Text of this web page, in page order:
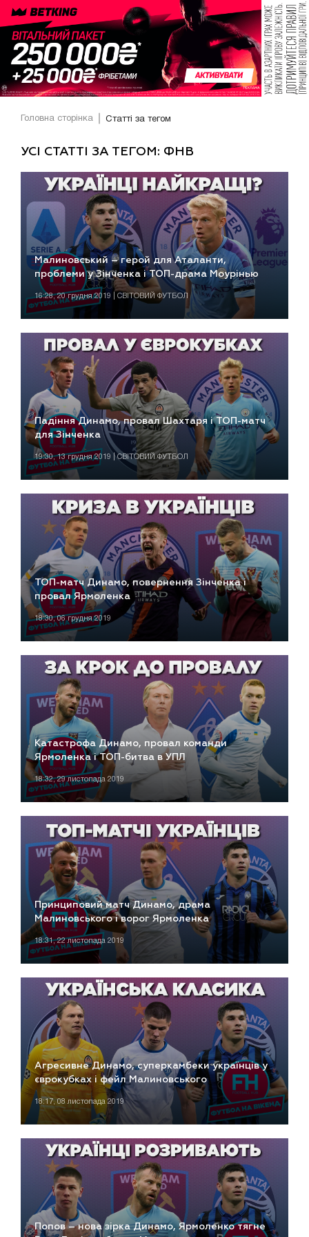
Головна сторінка Статті за тегом
УСІ СТАТТІ ЗА ТЕГОМ: ФНВ
Малиновський – герой для Аталанти,
проблеми у Зінченка і ТОП-драма Моурінью
16:28, 20 грудня 2019 | СВІТОВИЙ ФУТБОЛ
Падіння Динамо, провал Шахтаря і ТОП-матч
для Зінченка
19:30, 13 грудня 2019 | СВІТОВИЙ ФУТБОЛ
ТОП-матч Динамо, повернення Зінченка і
провал Ярмоленка
18:30, 06 грудня 2019
Катастрофа Динамо, провал команди
Ярмоленка і ТОП-битва в УПЛ
18:32, 29 листопада 2019
Принциповий матч Динамо, драма
Малиновського і ворог Ярмоленка
18:31, 22 листопада 2019
Агресивне Динамо, суперкамбеки українців у
єврокубках і фейл Малиновського
18:17, 08 листопада 2019
Попов – нова зірка Динамо, Ярмоленко тягне